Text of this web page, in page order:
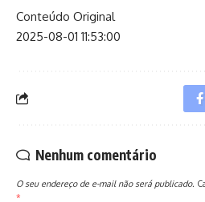
Conteúdo Original
2025-08-01 11:53:00
Nenhum comentário
O seu endereço de e-mail não será publicado.
*